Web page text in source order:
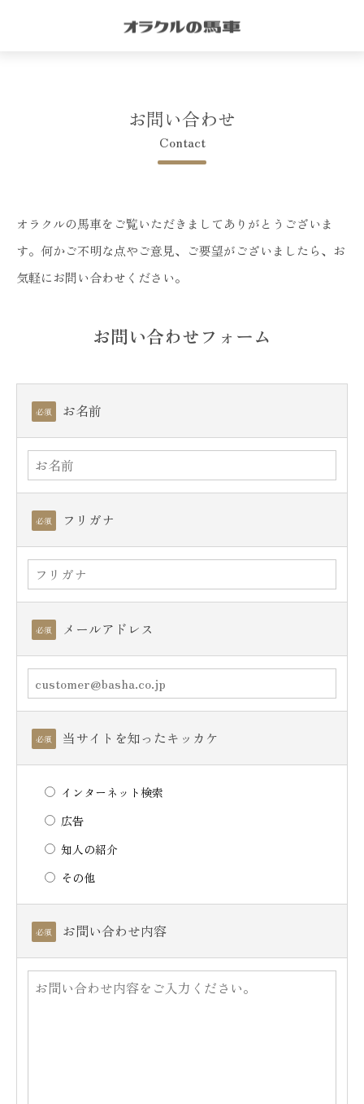
お問い合わせ
Contact
オラクルの馬車をご覧いただきましてありがとうございま
す。何かご不明な点やご意見、ご要望がございましたら、お
気軽にお問い合わせください。
お問い合わせフォーム
必須 お名前
必須 フリガナ
必須 メールアドレス
必須 当サイトを知ったキッカケ
インターネット検索
広告
知人の紹介
その他
必須 お問い合わせ内容